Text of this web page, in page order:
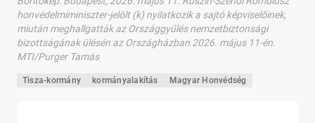
honvédelmiminiszter-jelölt (k) nyilatkozik a sajtó képviselőinek,
miután meghallgatták az Országgyűlés nemzetbiztonsági
bizottságának ülésén az Országházban 2026. május 11-én.
MTI/Purger Tamás
Tisza-kormány kormányalakítás Magyar Honvédség